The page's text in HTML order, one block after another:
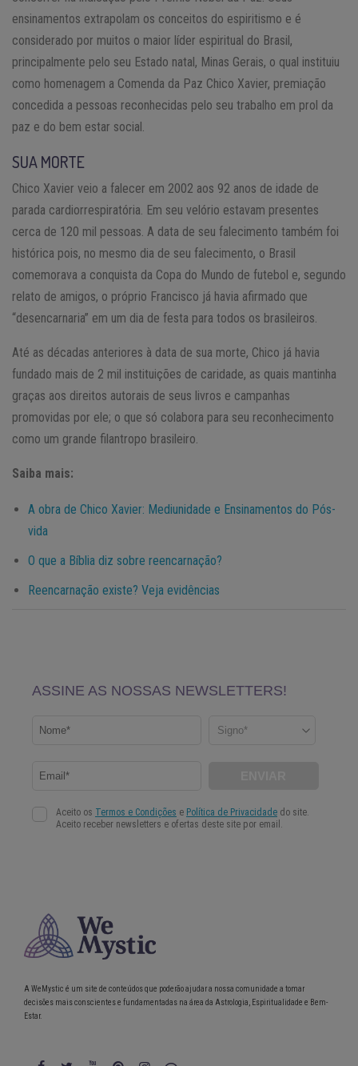
ensinamentos extrapolam os conceitos do espiritismo e é
considerado por muitos o maior líder espiritual do Brasil,
principalmente pelo seu Estado natal, Minas Gerais, o qual instituiu
como homenagem a Comenda da Paz Chico Xavier, premiação
concedida a pessoas reconhecidas pelo seu trabalho em prol da
paz e do bem estar social.
SUA MORTE
Chico Xavier veio a falecer em 2002 aos 92 anos de idade de
parada cardiorrespiratória. Em seu velório estavam presentes
cerca de 120 mil pessoas. A data de seu falecimento também foi
histórica pois, no mesmo dia de seu falecimento, o Brasil
comemorava a conquista da Copa do Mundo de futebol e, segundo
relato de amigos, o próprio Francisco já havia afirmado que
“desencarnaria” em um dia de festa para todos os brasileiros.
Até as décadas anteriores à data de sua morte, Chico já havia
fundado mais de 2 mil instituições de caridade, as quais mantinha
graças aos direitos autorais de seus livros e campanhas
promovidas por ele; o que só colabora para seu reconhecimento
como um grande filantropo brasileiro.
Saiba mais:
A obra de Chico Xavier: Mediunidade e Ensinamentos do Pós-
vida
O que a Bíblia diz sobre reencarnação?
Reencarnação existe? Veja evidências
A WeMystic é um site de conteúdos que poderão ajudar a nossa comunidade a tomar
decisões mais conscientes e fundamentadas na área da Astrologia, Espiritualidade e Bem-
Estar.